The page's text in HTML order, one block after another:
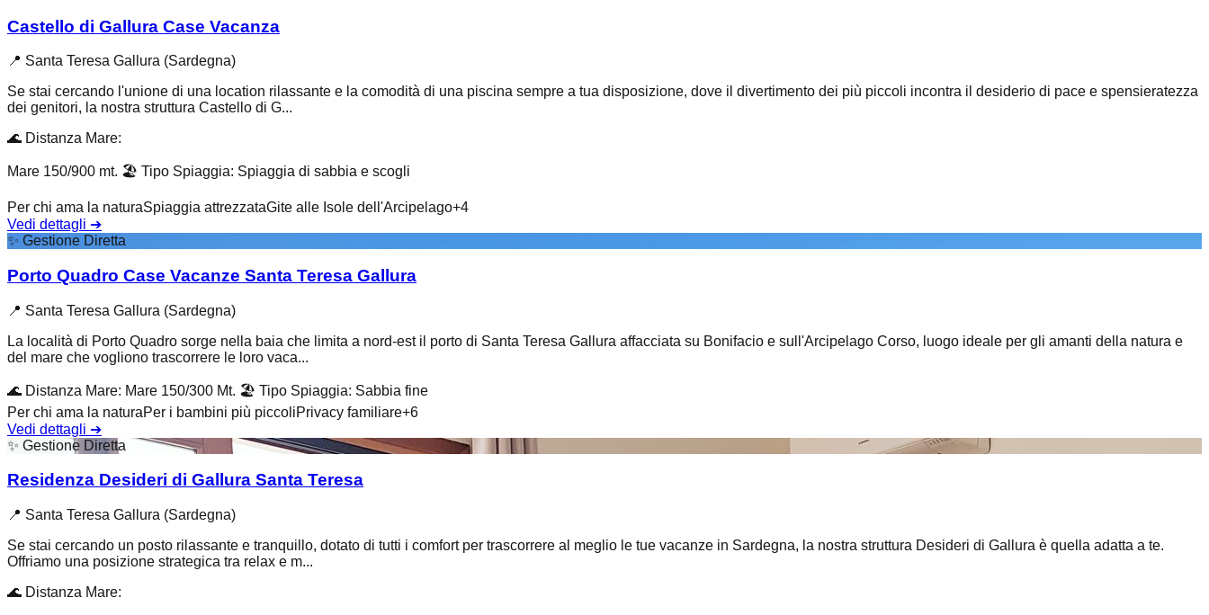
Castello di Gallura Case Vacanza
📍 Santa Teresa Gallura (Sardegna)
Se stai cercando l'unione di una location rilassante e la comodità di una piscina sempre a tua disposizione, dove il divertimento dei più piccoli incontra il desiderio di pace e spensieratezza
dei genitori, la nostra struttura Castello di G...
🌊 Distanza Mare:
Mare 150/900 mt. 🏖️ Tipo Spiaggia: Spiaggia di sabbia e scogli
Per chi ama la naturaSpiaggia attrezzataGite alle Isole dell'Arcipelago+4
Vedi dettagli ➔
✨ Gestione Diretta
Porto Quadro Case Vacanze Santa Teresa Gallura
📍 Santa Teresa Gallura (Sardegna)
La località di Porto Quadro sorge nella baia che limita a nord-est il porto di Santa Teresa Gallura affacciata su Bonifacio e sull'Arcipelago Corso, luogo ideale per gli amanti della natura e
del mare che vogliono trascorrere le loro vaca...
🌊 Distanza Mare: Mare 150/300 Mt. 🏖️ Tipo Spiaggia: Sabbia fine
Per chi ama la naturaPer i bambini più piccoliPrivacy familiare+6
Vedi dettagli ➔
✨ Gestione Diretta
Residenza Desideri di Gallura Santa Teresa
📍 Santa Teresa Gallura (Sardegna)
Se stai cercando un posto rilassante e tranquillo, dotato di tutti i comfort per trascorrere al meglio le tue vacanze in Sardegna, la nostra struttura Desideri di Gallura è quella adatta a te.
Offriamo una posizione strategica tra relax e m...
🌊 Distanza Mare: